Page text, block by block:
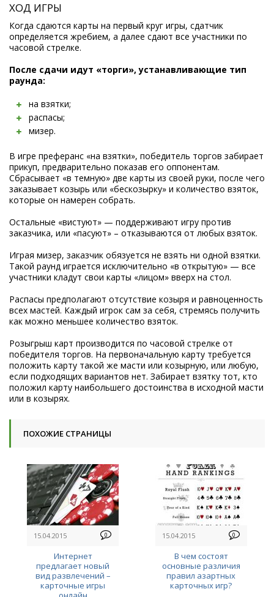
ХОД ИГРЫ
Когда сдаются карты на первый круг игры, сдатчик
определяется жребием, а далее сдают все участники по
часовой стрелке.
После сдачи идут «торги», устанавливающие тип
раунда:
на взятки;
распасы;
мизер.
В игре преферанс «на взятки», победитель торгов забирает
прикуп, предварительно показав его оппонентам.
Сбрасывает «в темную» две карты из своей руки, после чего
заказывает козырь или «бескозырку» и количество взяток,
которые он намерен собрать.
Остальные «вистуют» — поддерживают игру против
заказчика, или «пасуют» – отказываются от любых взяток.
Играя мизер, заказчик обязуется не взять ни одной взятки.
Такой раунд играется исключительно «в открытую» — все
участники кладут свои карты «лицом» вверх на стол.
Распасы предполагают отсутствие козыря и равноценность
всех мастей. Каждый игрок сам за себя, стремясь получить
как можно меньшее количество взяток.
Розыгрыш карт производится по часовой стрелке от
победителя торгов. На первоначальную карту требуется
положить карту такой же масти или козырную, или любую,
если подходящих вариантов нет. Забирает взятку тот, кто
положил карту наибольшего достоинства в исходной масти
или в козырях.
ПОХОЖИЕ СТРАНИЦЫ
15.04.2015 0
Интернет
предлагает новый
вид развлечений –
карточные игры
15.04.2015 0
В чем состоят
основные различия
правил азартных
карточных игр?